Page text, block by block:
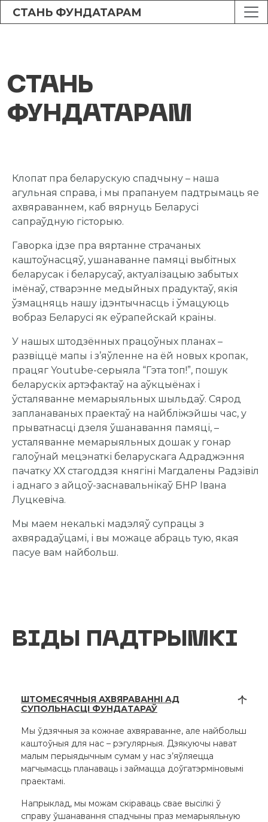
СТАНЬ ФУНДАТАРАМ
СТАНЬ
ФУНДАТАРАМ
Клопат пра беларускую спадчыну – наша
агульная справа, і мы прапануем падтрымаць яе
ахвяраваннем, каб вярнуць Беларусі
сапраўдную гісторыю.
Гаворка ідзе пра вяртанне страчаных
каштоўнасцяў, ушанаванне памяці выбітных
беларусак і беларусаў, актуалізацыю забытых
імёнаў, стварэнне медыйных прадуктаў, якія
ўзмацняць нашу ідэнтычнасць і ўмацуюць
вобраз Беларусі як еўрапейскай краіны.
У нашых штодзённых працоўных планах –
развіццё мапы і з’яўленне на ёй новых кропак,
працяг Youtube-серыяла “Гэта топ!”, пошук
беларускіх артэфактаў на аўкцыёнах і
ўсталяванне мемарыяльных шыльдаў. Сярод
запланаваных праектаў на найбліжэйшы час, у
прыватнасці дзеля ўшанавання памяці, –
усталяванне мемарыяльных дошак у гонар
галоўнай мецэнаткі беларускага Адраджэння
пачатку ХХ стагоддзя княгіні Магдалены Радзівіл
і аднаго з айцоў-заснавальнікаў БНР Івана
Луцкевіча.
Мы маем некалькі мадэляў супрацы з
ахвярадаўцамі, і вы можаце абраць тую, якая
пасуе вам найбольш.
ВІДЫ ПАДТРЫМКІ
ШТОМЕСЯЧНЫЯ АХВЯРАВАННІ АД
СУПОЛЬНАСЦІ ФУНДАТАРАЎ
Мы ўдзячныя за кожнае ахвяраванне, але найбольш
каштоўныя для нас – рэгулярныя. Дзякуючы нават
малым перыядычным сумам у нас з’яўляецца
магчымасць планаваць і займацца доўгатэрміновымі
праектамі.
Напрыклад, мы можам скіраваць свае высілкі ў
справу ўшанавання спадчыны праз мемарыяльную